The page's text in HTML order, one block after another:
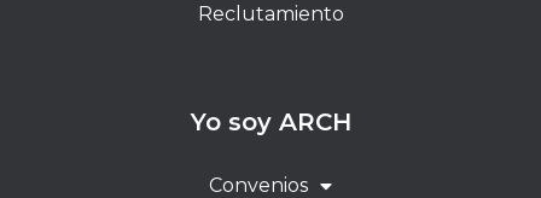
Reclutamiento
Yo soy ARCH
Convenios